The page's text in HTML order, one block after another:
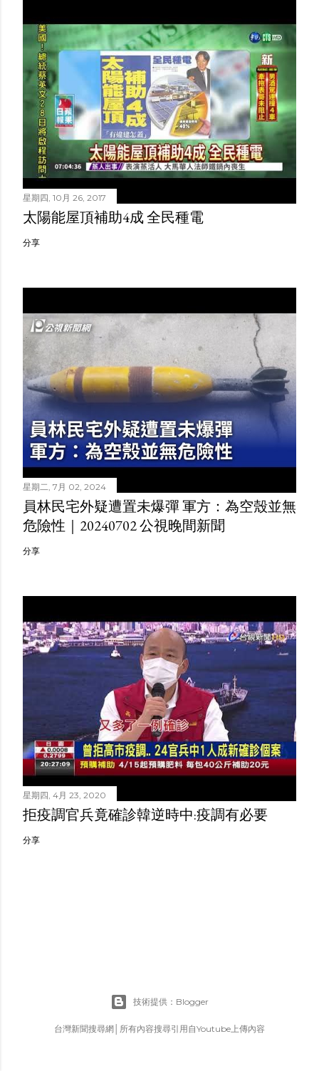
星期四, 10月 26, 2017
太陽能屋頂補助4成 全民種電
分享
星期二, 7月 02, 2024
員林民宅外疑遭置未爆彈 軍方：為空殼並無
危險性｜20240702 公視晚間新聞
分享
星期四, 4月 23, 2020
拒疫調官兵竟確診韓逆時中:疫調有必要
分享
技術提供：Blogger
台灣新聞搜尋網│所有內容搜尋引用自Youtube上傳內容